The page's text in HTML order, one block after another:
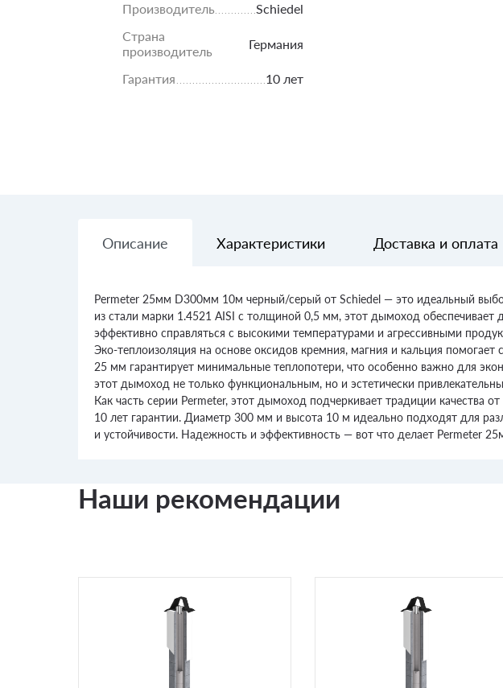
Производитель
Schiedel
Страна
производитель
Германия
Гарантия 10 лет
Описание Характеристики Доставка и оплата
Permeter 25мм D300мм 10м черный/серый от Schiedel — это идеальный
из стали марки 1.4521 AISI с толщиной 0,5 мм, этот дымоход
эффективно справляться с высокими температурами и агрессивными
Эко-теплоизоляция на основе оксидов кремния, магния и кальция
25 мм гарантирует минимальные теплопотери, что особенно важно для
этот дымоход не только функциональным, но и эстетически
Как часть серии Permeter, этот дымоход подчеркивает традиции качества
10 лет гарантии. Диаметр 300 мм и высота 10 м идеально подходят для
и устойчивости. Надежность и эффективность — вот что делает Permeter
Наши рекомендации